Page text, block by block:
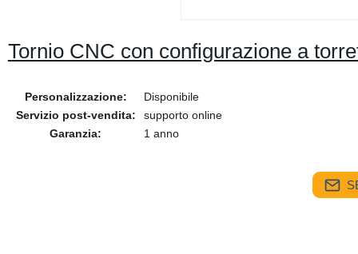
Tornio CNC con configurazione a
Personalizzazione:
Disponibile
Servizio post-vendita:
supporto online
Garanzia:
1 anno